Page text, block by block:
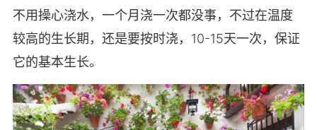
不用操心浇水，一个月浇一次都没事，不过在温度
较高的生长期，还是要按时浇，10-15天一次，保证
它的基本生长。